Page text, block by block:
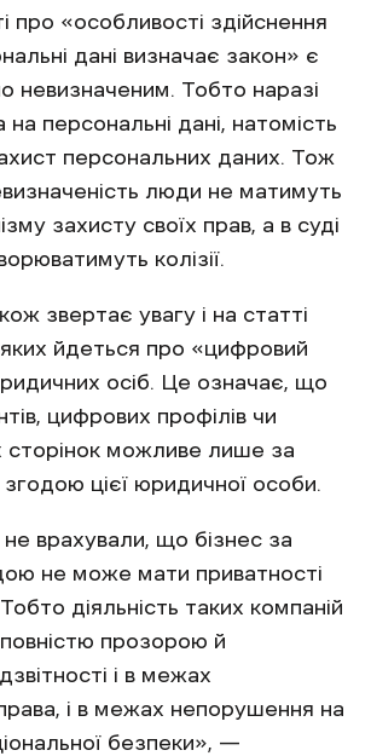
про «особливості здійснення
дані визначає закон» є
невизначеним. Тобто наразі
на персональні дані, натомість
персональних даних. Тож
люди не матимуть
захисту своїх прав, а в суді
колізії.
звертає увагу і на статті
йдеться про «цифровий
осіб. Це означає, що
цифрових профілів чи
сторінок можливе лише за
цієї юридичної особи.
врахували, що бізнес за
не може мати приватності
діяльність таких компаній
прозорою й
і в межах
і в межах непорушення на
безпеки», —